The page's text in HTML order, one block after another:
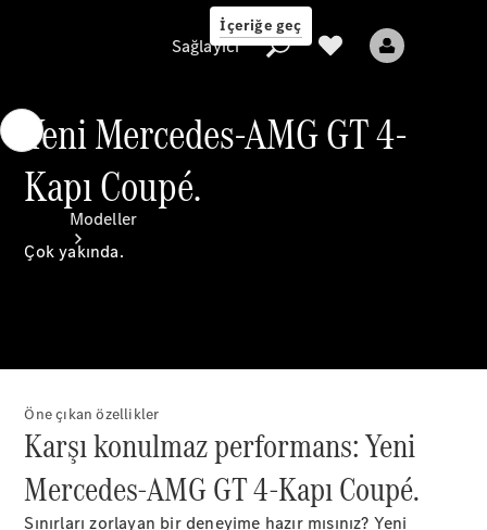
İçeriğe geç
Sağlayıcı
Modeller
Yeni Modeller
Elektrikli modeller
Plug-in Hibrit modeller
Sağlayıcı
Yeni Mercedes-AMG GT 4-
Kapı Coupé.
Çok yakında.
Öne çıkan özellikler
Karşı konulmaz performans: Yeni
Mercedes-AMG GT 4-Kapı Coupé.
Sınırları zorlayan bir deneyime hazır mısınız? Yeni